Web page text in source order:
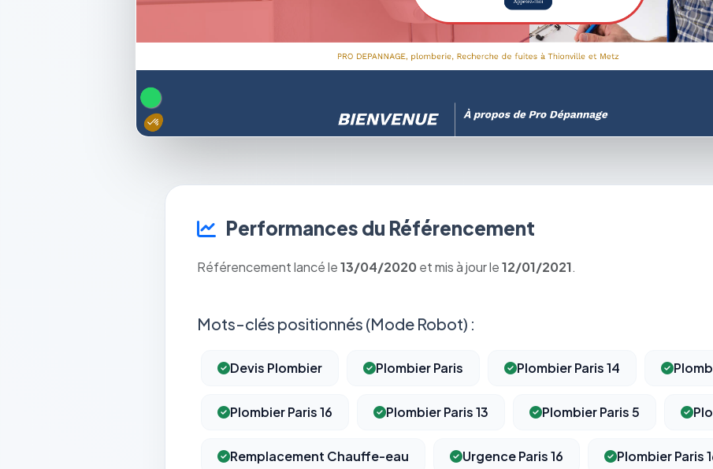
Performances du Référencement
Référencement lancé le13/04/2020 et mis à jour le12/01/2021.
Mots-clés positionnés (Mode Robot) :
Devis Plombier Plombier Paris Plombier Paris 14
Plombier Paris 16 Plombier Paris 13 Plombier Paris 5
Remplacement Chauffe-eau Urgence Paris 16 Plombier Paris